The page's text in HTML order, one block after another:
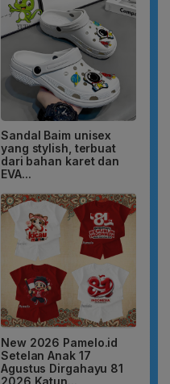
Sandal Baim unisex
yang stylish, terbuat
dari bahan karet dan
EVA...
New 2026 Pamelo.id
Setelan Anak 17
Agustus Dirgahayu 81